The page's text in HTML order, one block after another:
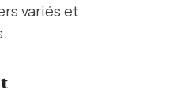
variés et